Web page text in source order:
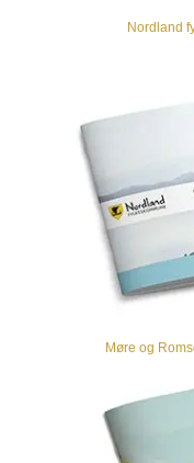
Nordland
Møre og